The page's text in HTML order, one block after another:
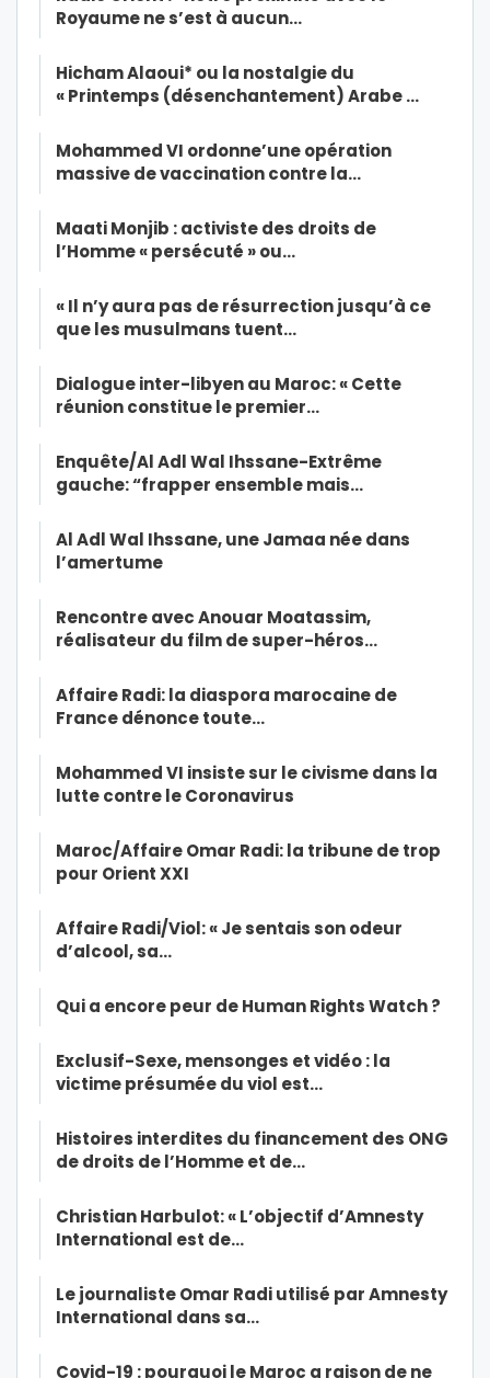
Royaume ne s’est à aucun…
Hicham Alaoui* ou la nostalgie du
« Printemps (désenchantement) Arabe …
Mohammed VI ordonne’une opération
massive de vaccination contre la…
Maati Monjib : activiste des droits de
l’Homme « persécuté » ou…
« Il n’y aura pas de résurrection jusqu’à ce
que les musulmans tuent…
Dialogue inter-libyen au Maroc: « Cette
réunion constitue le premier…
Enquête/Al Adl Wal Ihssane-Extrême
gauche: “frapper ensemble mais…
Al Adl Wal Ihssane, une Jamaa née dans
l’amertume
Rencontre avec Anouar Moatassim,
réalisateur du film de super-héros…
Affaire Radi: la diaspora marocaine de
France dénonce toute…
Mohammed VI insiste sur le civisme dans la
lutte contre le Coronavirus
Maroc/Affaire Omar Radi: la tribune de trop
pour Orient XXI
Affaire Radi/Viol: « Je sentais son odeur
d’alcool, sa…
Qui a encore peur de Human Rights Watch ?
Exclusif-Sexe, mensonges et vidéo : la
victime présumée du viol est…
Histoires interdites du financement des ONG
de droits de l’Homme et de…
Christian Harbulot: « L’objectif d’Amnesty
International est de…
Le journaliste Omar Radi utilisé par Amnesty
International dans sa…
Covid-19 : pourquoi le Maroc a raison de ne